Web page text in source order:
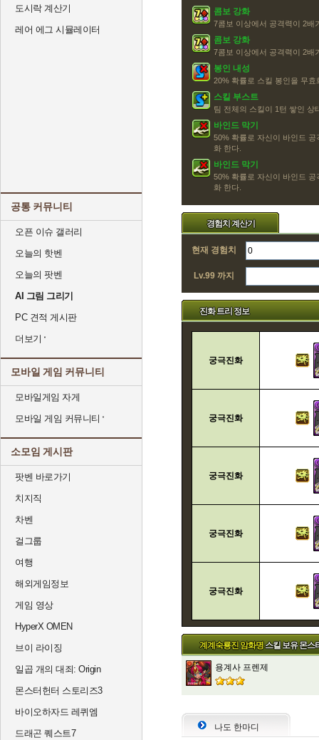
도시락 계산기
레어 에그 시뮬레이터
공통 커뮤니티
오픈 이슈 갤러리
오늘의 핫벤
오늘의 팟벤
AI 그림 그리기
PC 견적 게시판
더보기
모바일 게임 커뮤니티
모바일게임 자게
모바일 게임 커뮤니티
소모임 게시판
팟벤 바로가기
치지직
차벤
걸그룹
여행
해외게임정보
게임 영상
HyperX OMEN
브이 라이징
일곱 개의 대죄: Origin
몬스터헌터 스토리즈3
바이오하자드 레퀴엠
드래곤 퀘스트7
콤보 강화
7콤보 이상에서 공격력이 2배
콤보 강화
7콤보 이상에서 공격력이 2배
봉인 내성
20% 확률로 스킬 봉인을 무효
스킬 부스트
팀 전체의 스킬이 1턴 쌓인 상
바인드 막기
50% 확률로 자신이 바인드
화 한다.
바인드 막기
50% 확률로 자신이 바인드
화 한다.
경험치 계산기
현재 경험치
Lv.99 까지
진화 트리 정보
궁극진화
궁극진화
궁극진화
궁극진화
궁극진화
계계숙룡진 암화명스킬 보유 몬스
용계사 프렌제
나도 한마디